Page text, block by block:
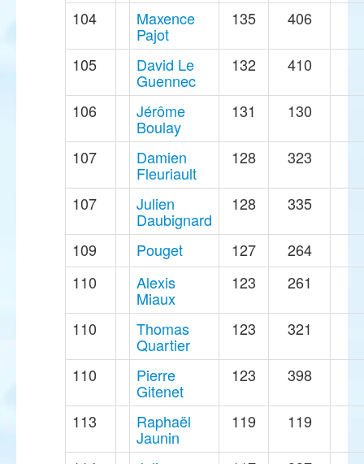
104 Maxence
Pajot
135 406
105 David Le
Guennec
132 410
106 Jérôme
Boulay
131 130
107 Damien
Fleuriault
128 323
107 Julien
Daubignard
128 335
109 Pouget 127
264
110
Alexis
Miaux
123 261
110 Thomas
Quartier
123 321
110 Pierre
Gitenet
123 398
113 Raphaël
Jaunin
119 119